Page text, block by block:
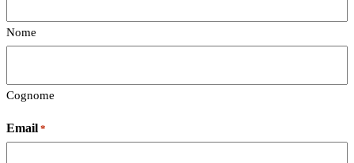
Nome
Cognome
Email *